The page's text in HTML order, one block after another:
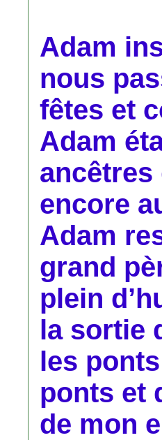
Adam
nous
fêtes et
Adam
ancêtres
encore
Adam
grand
plein
la sortie
les
ponts et
de mon